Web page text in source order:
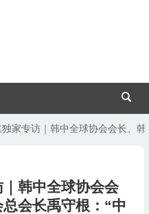
家专访｜韩中全球协会会长、
韩中全球协会会
会长禹守根：“中